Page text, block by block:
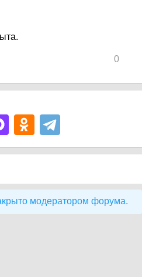
0
модератором форума.